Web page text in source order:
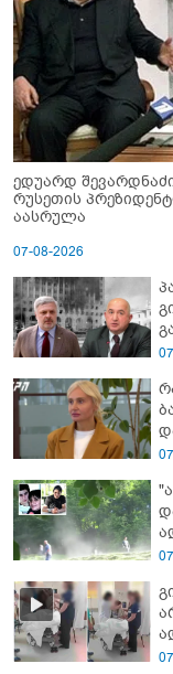
ედუარდ
რუსეთის
აასრულა
07-08-2026